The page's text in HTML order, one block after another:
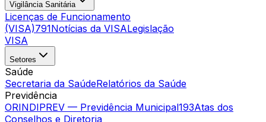
Vigilância Sanitária
Licenças de Funcionamento
(VISA)791Notícias da VISALegislação
VISA
Setores
Saúde
Secretaria da SaúdeRelatórios da Saúde
Previdência
ORINDIPREV — Previdência Municipal193Atas dos
Conselhos e Diretoria